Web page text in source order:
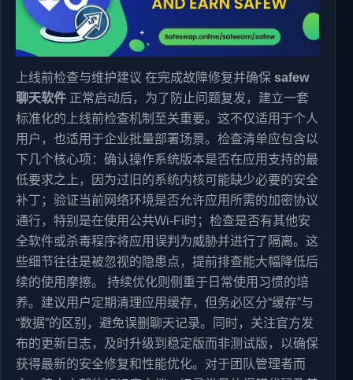
上线前检查与维护建议 在完成故障修复并确保safew
聊天软件 正常启动后，为了防止问题复发，建立一套
标准化的上线前检查机制至关重要。这不仅适用于个人
用户，也适用于企业批量部署场景。检查清单应包含以
下几个核心项：确认操作系统版本是否在应用支持的最
低要求之上，因为过旧的系统内核可能缺少必要的安全
补丁；验证当前网络环境是否允许应用所需的加密协议
通行，特别是在使用公共Wi-Fi时；检查是否有其他安
全软件或杀毒程序将应用误判为威胁并进行了隔离。这
些细节往往是被忽视的隐患点，提前排查能大幅降低后
续的使用摩擦。 持续优化则侧重于日常使用习惯的培
养。建议用户定期清理应用缓存，但务必区分“缓存”与
“数据”的区别，避免误删聊天记录。同时，关注官方发
布的更新日志，及时升级到稳定版而非测试版，以确保
获得最新的安全修复和性能优化。对于团队管理者而